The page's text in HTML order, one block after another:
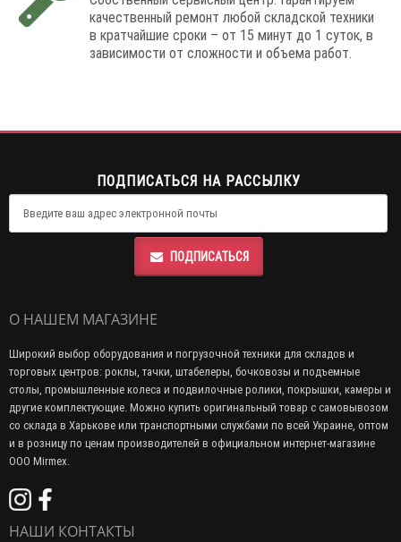
качественный ремонт любой складской техники
в кратчайшие сроки – от 15 минут до 1 суток, в
зависимости от сложности и объема работ.
ПОДПИСАТЬСЯ НА РАССЫЛКУ
ПОДПИСАТЬСЯ
О НАШЕМ МАГАЗИНЕ
Широкий выбор оборудования и погрузочной техники для складов и
торговых центров: роклы, тачки, штабелеры, бочковозы и подъемные
столы, промышленные колеса и подвилочные ролики, покрышки, камеры и
другие комплектующие. Можно купить оригинальный товар с самовывозом
со склада в Харькове или транспортными службами по всей Украине, оптом
и в розницу по ценам производителей в официальном интернет-магазине
ООО Mirmex.
НАШИ КОНТАКТЫ